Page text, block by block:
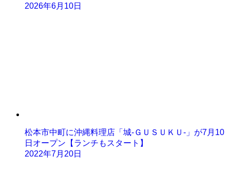
2026年6月10日
松本市中町に沖縄料理店「城-ＧＵＳＵＫＵ-」が7月10
日オープン【ランチもスタート】
2022年7月20日